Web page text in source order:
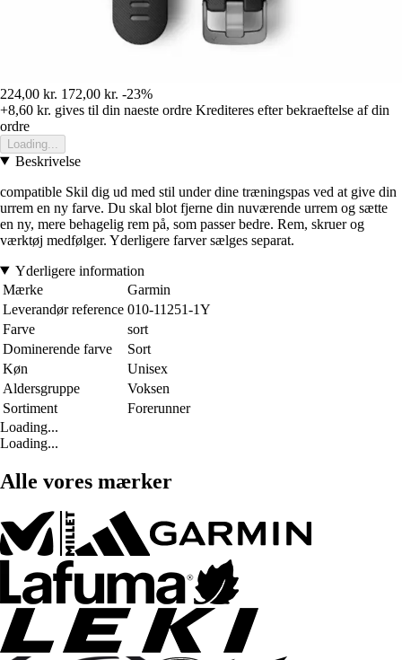
224,00 kr. 172,00 kr. -23%
+8,60 kr. gives til din naeste ordre Krediteres efter bekraeftelse af din
ordre
Loading...
Beskrivelse
compatible Skil dig ud med stil under dine træningspas ved at give din
urrem en ny farve. Du skal blot fjerne din nuværende urrem og sætte
en ny, mere behagelig rem på, som passer bedre. Rem, skruer og
værktøj medfølger. Yderligere farver sælges separat.
Yderligere information
Mærke
Garmin
Leverandør reference 010-11251-1Y
Farve
sort
Dominerende farve
Sort
Køn
Unisex
Aldersgruppe
Voksen
Sortiment
Forerunner
Loading...
Loading...
Alle vores mærker